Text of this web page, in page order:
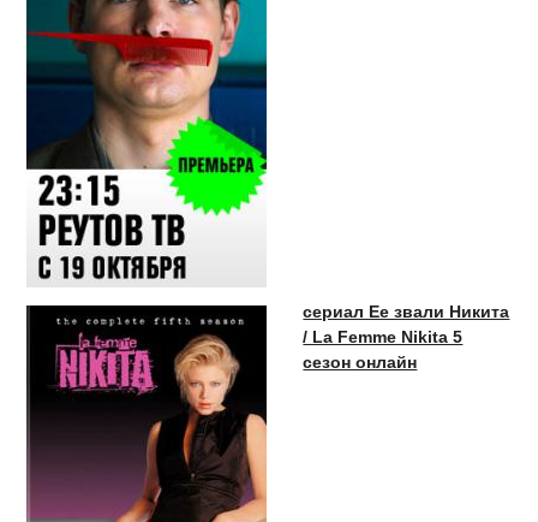
сериал Ее звали Никита
/ La Femme Nikita 5
сезон онлайн